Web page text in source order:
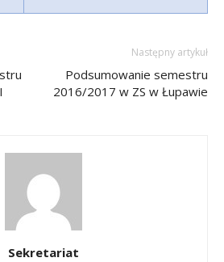
Następny artykuł
Podsumowanie semestru
2016/2017 w ZS w Łupawie
Sekretariat